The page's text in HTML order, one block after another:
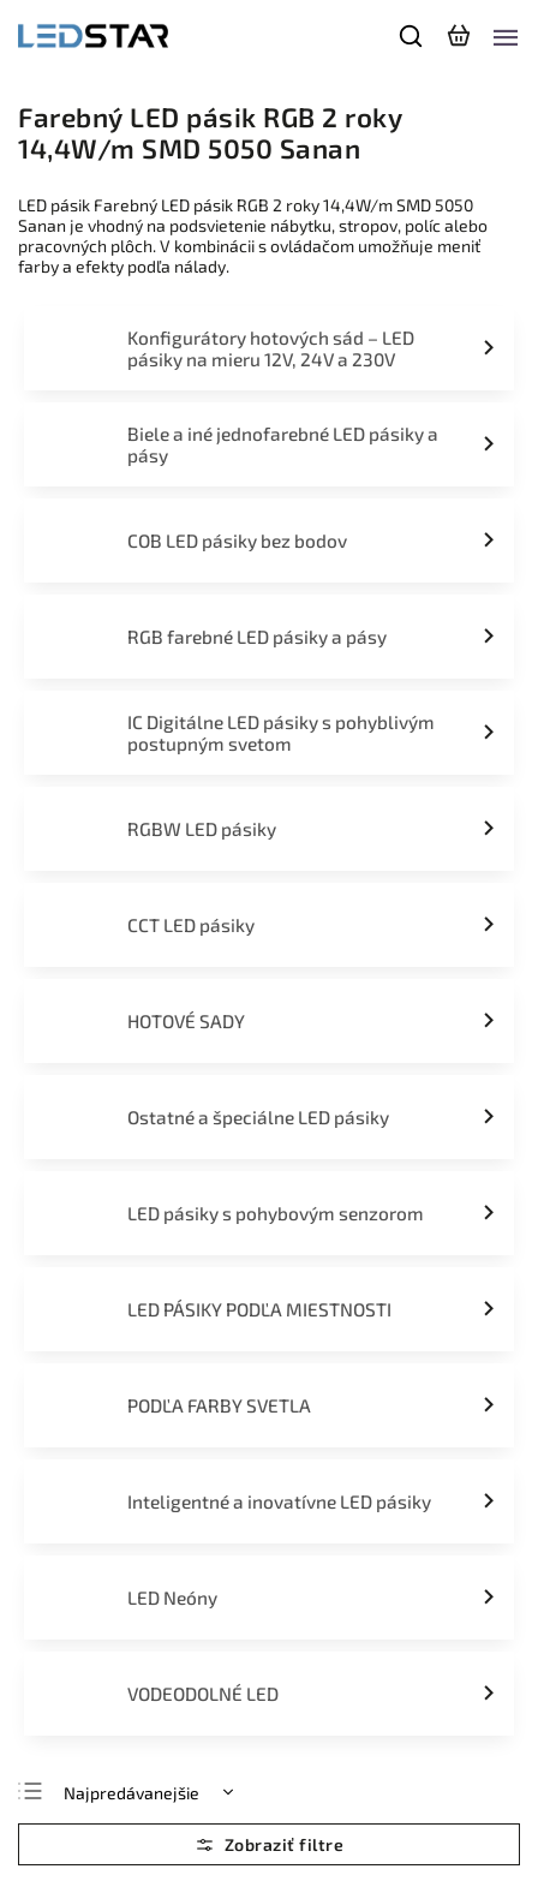
Farebný LED pásik RGB 2 roky
14,4W/m SMD 5050 Sanan
LED pásik Farebný LED pásik RGB 2 roky 14,4W/m SMD 5050
Sanan je vhodný na podsvietenie nábytku, stropov, políc alebo
pracovných plôch. V kombinácii s ovládačom umožňuje meniť
farby a efekty podľa nálady.
Konfigurátory hotových sád – LED
pásiky na mieru 12V, 24V a 230V
Biele a iné jednofarebné LED pásiky a
pásy
COB LED pásiky bez bodov
RGB farebné LED pásiky a pásy
IC Digitálne LED pásiky s pohyblivým
postupným svetom
RGBW LED pásiky
CCT LED pásiky
HOTOVÉ SADY
Ostatné a špeciálne LED pásiky
LED pásiky s pohybovým senzorom
LED PÁSIKY PODĽA MIESTNOSTI
PODĽA FARBY SVETLA
Inteligentné a inovatívne LED pásiky
LED Neóny
VODEODOLNÉ LED
Najpredávanejšie
Najlacnejšie
Najdrahšie